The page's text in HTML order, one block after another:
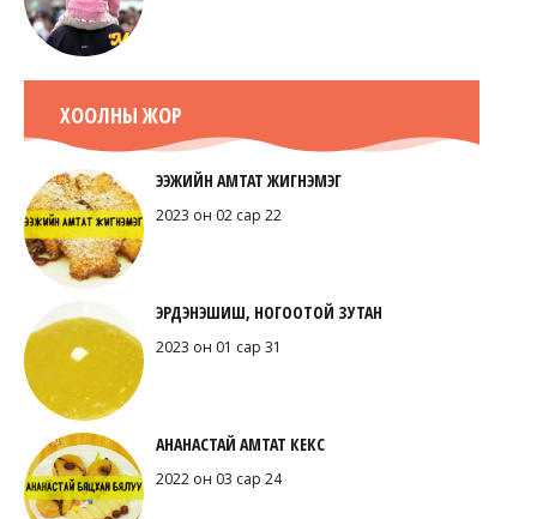
ХООЛНЫ ЖОР
ЭЭЖИЙН АМТАТ ЖИГНЭМЭГ
2023 он 02 сар 22
ЭРДЭНЭШИШ, НОГООТОЙ ЗУТАН
2023 он 01 сар 31
АНАНАСТАЙ АМТАТ КЕКС
2022 он 03 сар 24